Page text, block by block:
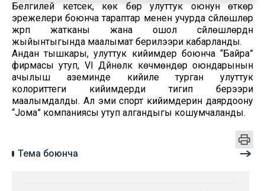
Белгилей кетсек, көк бөрү улуттук оюнун өткөрүү
эрежелери боюнча тараптар менен учурда сүйлөшүүлөр
жүрүп жатканы жана ошол сүйлөшүүлөрдүн
жыйынтыгында маалымат берилээри кабарланды.
Андан тышкары, улуттук кийимдер боюнча “Байра”
фирмасы утуп, VI Дүйнөлүк көчмөндөр оюндарынын
ачылыш аземинде кийиле турган улуттук
колориттеги кийимдерди тигип берээри
маалымдалды. Ал эми спорт кийимдерин даярдоону
“Jома” компаниясы утуп алгандыгы кошумчаланды.
Тема боюнча